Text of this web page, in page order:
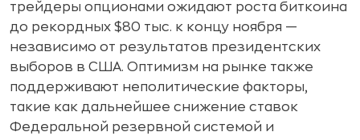
трейдеры опционами ожидают роста биткоина
до рекордных $80 тыс. к концу ноября —
независимо от результатов президентских
выборов в США. Оптимизм на рынке также
поддерживают неполитические факторы,
такие как дальнейшее снижение ставок
Федеральной резервной системой и